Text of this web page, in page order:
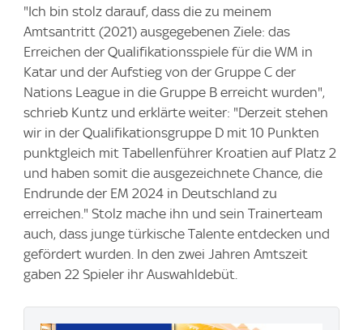
"Ich bin stolz darauf, dass die zu meinem
Amtsantritt (2021) ausgegebenen Ziele: das
Erreichen der Qualifikationsspiele für die WM in
Katar und der Aufstieg von der Gruppe C der
Nations League in die Gruppe B erreicht wurden",
schrieb Kuntz und erklärte weiter: "Derzeit stehen
wir in der Qualifikationsgruppe D mit 10 Punkten
punktgleich mit Tabellenführer Kroatien auf Platz 2
und haben somit die ausgezeichnete Chance, die
Endrunde der EM 2024 in Deutschland zu
erreichen." Stolz mache ihn und sein Trainerteam
auch, dass junge türkische Talente entdecken und
gefördert wurden. In den zwei Jahren Amtszeit
gaben 22 Spieler ihr Auswahldebüt.